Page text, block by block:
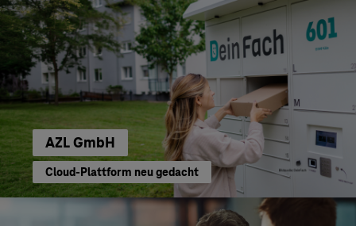
AZL GmbH
Cloud-Plattform neu gedacht